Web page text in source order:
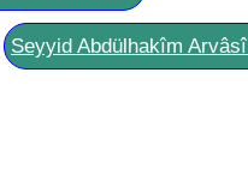
Seyyid Abdülhakîm